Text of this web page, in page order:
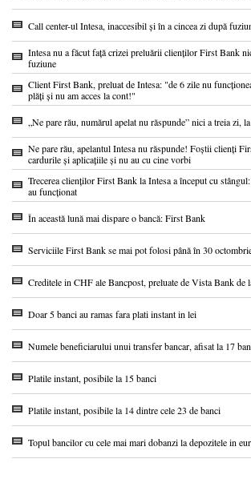
Call center-ul Intesa, inaccesibil și în a cincea zi după
Intesa nu a făcut față crizei preluării clienților First Bank
fuziune
Client First Bank, preluat de Intesa: "de 6 zile nu
plăți și nu am acces la cont!"
„Ne pare rău, numărul apelat nu răspunde” nici a treia zi,
Ne pare rău, apelantul Intesa nu răspunde! Foștii clienți
cardurile și aplicațiile și nu au cu cine vorbi
Trecerea clienților First Bank la Intesa a început cu
au funcționat
În această lună mai dispare o bancă: First Bank
Serviciile First Bank se mai pot folosi până în 30
Creditele in CHF ale Bancpost, preluate de Vista Bank de
Doar 5 banci au ramas fara plati instant in lei
Numele beneficiarului unui transfer bancar, afisat la 17
Platile instant, posibile la 15 banci
Platile instant, posibile la 14 dintre cele 23 de banci
Topul bancilor cu cele mai mari dobanzi la depozitele in